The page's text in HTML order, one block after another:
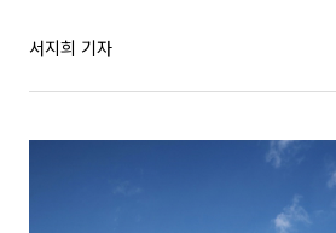
서지희 기자